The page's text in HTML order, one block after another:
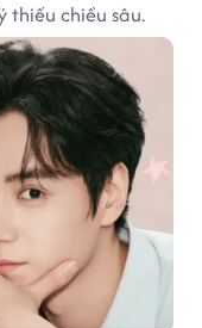
chiều sâu.